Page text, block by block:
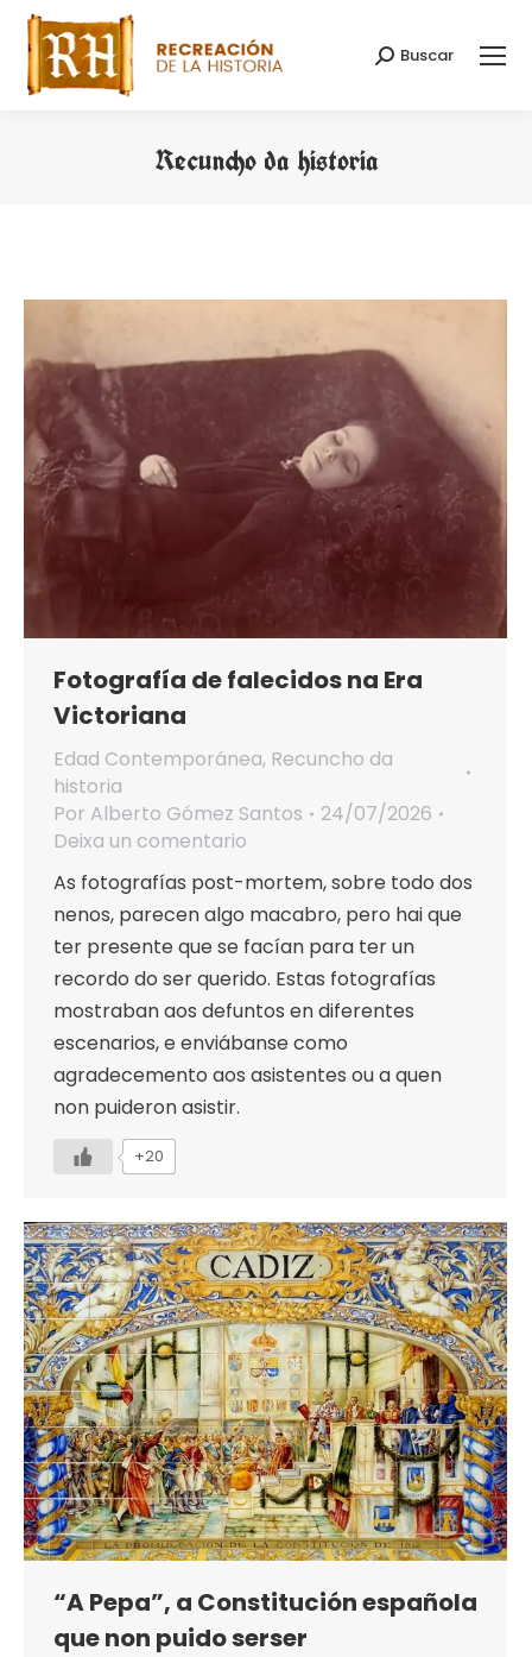
Search:
Buscar
Recuncho da historia
Fotografía de falecidos na Era
Victoriana
Edad Contemporánea, Recuncho da
historia
Por Alberto Gómez Santos
24/07/2026
Deixa un comentario
As fotografías post-mortem, sobre todo dos
nenos, parecen algo macabro, pero hai que
ter presente que se facían para ter un
recordo do ser querido. Estas fotografías
mostraban aos defuntos en diferentes
escenarios, e enviábanse como
agradecemento aos asistentes ou a quen
non puideron asistir.
+20
“A Pepa”, a Constitución española
que non puido serser